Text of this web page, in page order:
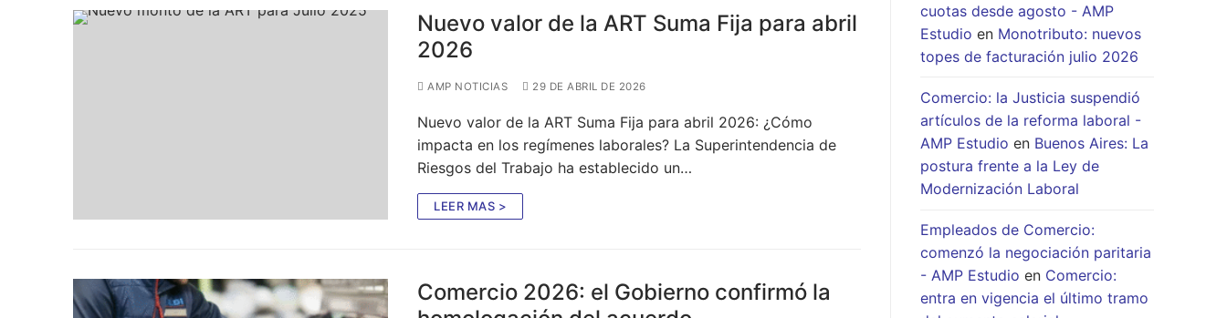
Nuevo valor de la ART Suma Fija para abril
2026
AMP NOTICIAS 29 DE ABRIL DE 2026
Nuevo valor de la ART Suma Fija para abril 2026: ¿Cómo
impacta en los regímenes laborales? La Superintendencia de
Riesgos del Trabajo ha establecido un…
LEER MAS >
Comercio 2026: el Gobierno confirmó la
cuotas desde agosto - AMP
Estudio en Monotributo: nuevos
topes de facturación julio 2026
Comercio: la Justicia suspendió
artículos de la reforma laboral -
AMP Estudio en Buenos Aires: La
postura frente a la Ley de
Modernización Laboral
Empleados de Comercio:
comenzó la negociación paritaria
- AMP Estudio en Comercio:
entra en vigencia el último tramo